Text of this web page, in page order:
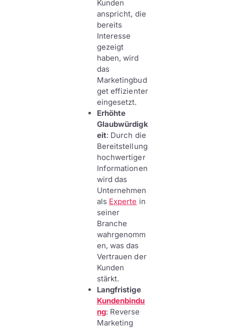
Kunden
anspricht, die
bereits
Interesse
gezeigt
haben, wird
das
Marketingbud
get effizienter
eingesetzt.
Erhöhte
Glaubwürdigk
eit: Durch die
Bereitstellung
hochwertiger
Informationen
wird das
Unternehmen
als Experte in
seiner
Branche
wahrgenomm
en, was das
Vertrauen der
Kunden
stärkt.
Langfristige
Kundenbindu
ng: Reverse
Marketing